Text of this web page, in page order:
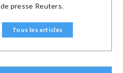
presse Reuters.
Tous les articles